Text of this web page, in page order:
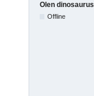
Olen dinosaurus
Offline